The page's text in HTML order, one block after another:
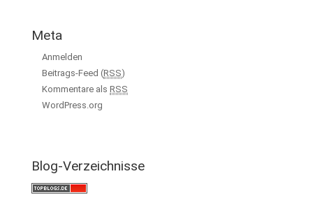
Meta
Anmelden
Beitrags-Feed (RSS)
Kommentare als RSS
WordPress.org
Blog-Verzeichnisse